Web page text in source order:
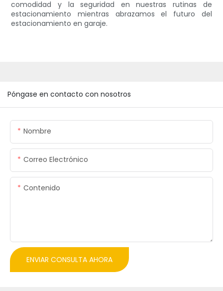
comodidad y la seguridad en nuestras rutinas de
estacionamiento mientras abrazamos el futuro del
estacionamiento en garaje.
Póngase en contacto con nosotros
Nombre
Correo Electrónico
Contenido
ENVIAR CONSULTA AHORA